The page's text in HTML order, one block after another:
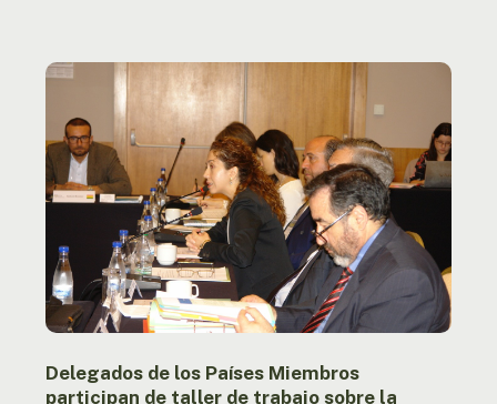
Delegados
los
Países
Miembros
participan
taller
de
trabajo
sobre
Agenda
Estratégica
Delegados de los Países Miembros
participan de taller de trabajo sobre la